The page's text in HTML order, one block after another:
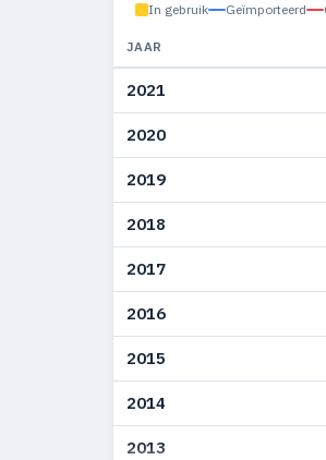
In gebruik Geïmporteerd
JAAR
2021
2020
2019
2018
2017
2016
2015
2014
2013